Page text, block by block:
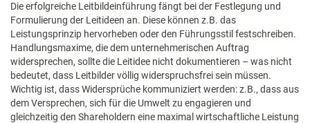
Die erfolgreiche Leitbildeinführung fängt bei der Festlegung und
Formulierung der Leitideen an. Diese können z.B. das
Leistungsprinzip hervorheben oder den Führungsstil festschreiben.
Handlungsmaxime, die dem unternehmerischen Auftrag
widersprechen, sollte die Leitidee nicht dokumentieren – was nicht
bedeutet, dass Leitbilder völlig widerspruchsfrei sein müssen.
Wichtig ist, dass Widersprüche kommuniziert werden: z.B., dass aus
dem Versprechen, sich für die Umwelt zu engagieren und
gleichzeitig den Shareholdern eine maximal wirtschaftliche Leistung